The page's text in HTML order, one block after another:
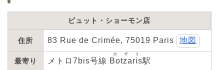
ビュット・ショーモン店
住所 83 Rue de Crimée, 75019 Paris 地図
最寄り メトロ7bis号線 Botzaris
ボザリ
駅